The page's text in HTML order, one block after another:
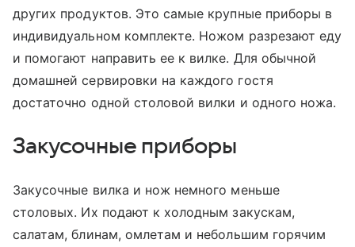
других продуктов. Это самые крупные приборы в
индивидуальном комплекте. Ножом разрезают еду
и помогают направить ее к вилке. Для обычной
домашней сервировки на каждого гостя
достаточно одной столовой вилки и одного ножа.
Закусочные приборы
Закусочные вилка и нож немного меньше
столовых. Их подают к холодным закускам,
салатам, блинам, омлетам и небольшим горячим